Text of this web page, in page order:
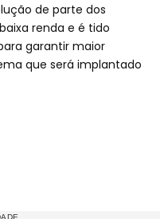
de parte dos
renda e é tido
garantir maior
que será implantado